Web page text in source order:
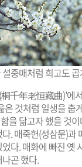
중매처럼 희고도
千年老恒藏曲)’에
것처럼 일생을 춥
을 닮고자 했을 것
. 매죽헌(성삼문)과
다. 매화에 빠진 옛
곤 했다.